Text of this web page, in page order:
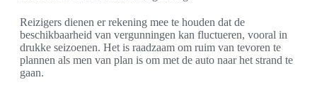
Reizigers dienen er rekening mee te houden dat de
beschikbaarheid van vergunningen kan fluctueren, vooral in
drukke seizoenen. Het is raadzaam om ruim van tevoren te
plannen als men van plan is om met de auto naar het strand te
gaan.